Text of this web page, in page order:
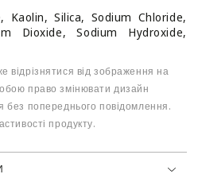
Kaolin, Silica, Sodium Chloride,
Dioxide, Sodium Hydroxide,
відрізнятися від зображення на
право змінювати дизайн
без попереднього повідомлення.
продукту.